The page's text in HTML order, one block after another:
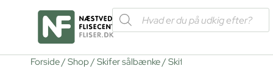
Forside/Shop/Skifer sålbænke/ Skifer Sålbænk